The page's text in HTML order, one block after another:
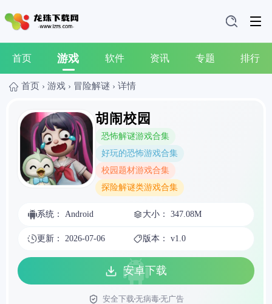
首页 游戏 软件 资讯 专题 排行
首页 › 游戏 › 冒险解谜 › 详情
胡闹校园
恐怖解谜游戏合集
好玩的恐怖游戏合集
校园题材游戏合集
探险解谜类游戏合集
系统： Android 大小： 347.08M
更新： 2026-07-06 版本： v1.0
安卓下载
安全下载无病毒无广告